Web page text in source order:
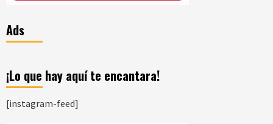
Ads
¡Lo que hay aquí te encantara!
[instagram-feed]